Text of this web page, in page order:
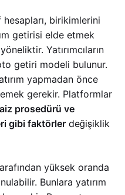
birikimlerini
getirisi elde etmek
Yatırımcıların
getiri modeli bulunur.
yapmadan önce
gerekir. Platformlar
prosedürü ve
gibi faktörler değişiklik
yüksek oranda
Bunlara yatırım